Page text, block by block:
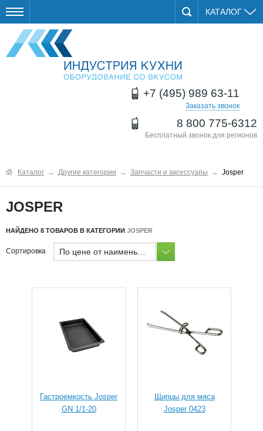
КАТАЛОГ
+7 (495) 989 63-11
Заказать звонок
8 800 775-6312
Бесплатный звонок для регионов
Каталог → Другие категории → Запчасти и аксессуары → Josper
JOSPER
НАЙДЕНО 8 ТОВАРОВ В КАТЕГОРИИ JOSPER
Сортировка
Гастроемкость Josper
GN 1/1-20
Щипцы для мяса
Josper 0423